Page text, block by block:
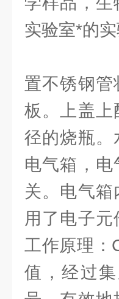
实验室*的实
水浴
置不锈钢
板。上盖上
径的烧瓶。
电气箱，
关。电气
用了电子
工作原理：
值，经过